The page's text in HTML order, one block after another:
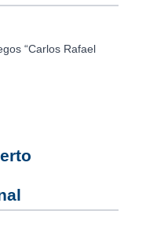
“Carlos Rafael